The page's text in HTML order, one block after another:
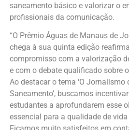
saneamento básico e valorizar o
profissionais da comunicação.
“O Prêmio Águas de Manaus de
chega à sua quinta edição
compromisso com a valorização
e com o debate qualificado sobre
Ao destacar o tema ‘O Jornalismo
Saneamento’, buscamos
estudantes a aprofundarem esse
essencial para a qualidade de